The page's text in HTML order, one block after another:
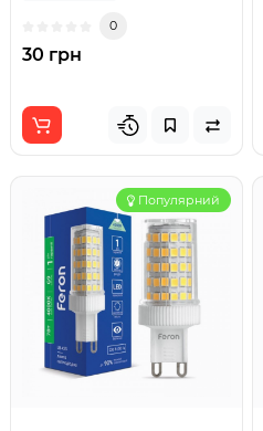
0
30 грн
Популярний